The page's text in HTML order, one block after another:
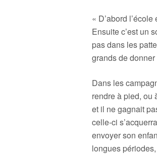
« D’abord
Ensuite c’est un
pas dans les
grands de
Dans les
rendre à pied, ou
et il ne gagnait
celle-ci
envoyer son
longues